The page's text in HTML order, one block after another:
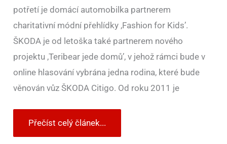
potřetí je domácí automobilka partnerem
charitativní módní přehlídky ‚Fashion for Kids’.
ŠKODA je od letoška také partnerem nového
projektu ‚Teribear jede domů’, v jehož rámci bude v
online hlasování vybrána jedna rodina, které bude
věnován vůz ŠKODA Citigo. Od roku 2011 je
Přečíst celý článek...